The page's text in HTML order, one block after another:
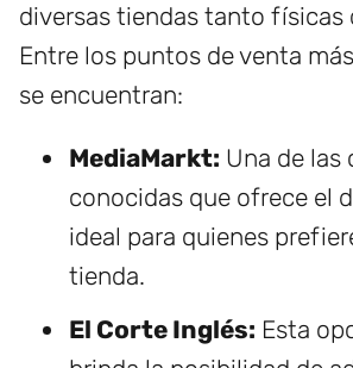
diversas tiendas tanto físicas
Entre los puntos de venta
se encuentran:
MediaMarkt: Una de las
conocidas que ofrece el
ideal para quienes
tienda.
El Corte Inglés: Esta